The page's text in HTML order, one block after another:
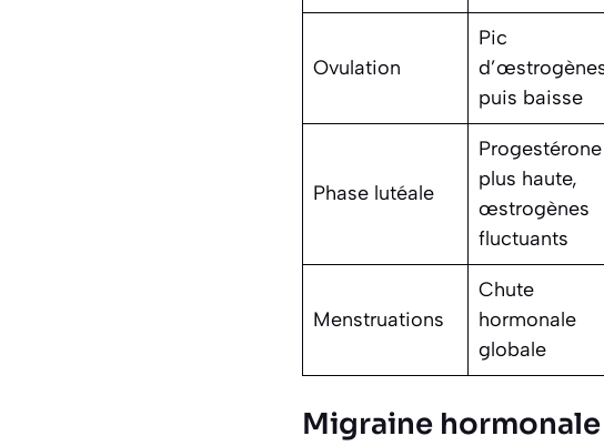
Ovulation
Pic
puis baisse
Phase lutéale
Progestérone
plus haute,
œstrogènes
fluctuants
Menstruations
Chute
hormonale
globale
Migraine